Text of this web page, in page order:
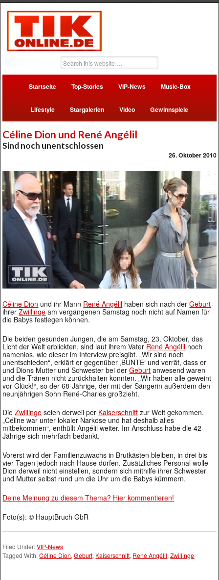
Startseite Top-Stories VIP-News Music-Box
Lifestyle Stargalerien Video Gewinnspiele
Céline Dion und René Angélil
Sind noch unentschlossen
26. Oktober 2010
Céline Dion und ihr Mann René Angélil haben sich nach derGeburt
ihrerZwillinge am vergangenen Samstag noch nicht auf Namen für
die Babys festlegen können.
Die beiden gesunden Jungen, die am Samstag, 23. Oktober, das
Licht der Welt erblickten, sind laut ihrem VaterRené Angélil noch
namenlos, wie dieser im Interview preisgibt. „Wir sind noch
unentschieden“, erklärt er gegenüber ‚BUNTE‘ und verrät, dass er
und Dions Mutter und Schwester bei derGeburt anwesend waren
und die Tränen nicht zurückhalten konnten. „Wir haben alle geweint
vor Glück!“, so der 68-Jährige, der mit der Sängerin außerdem den
neunjährigen Sohn René-Charles großzieht.
DieZwillinge seien derweil per Kaiserschnitt zur Welt gekommen.
„Céline war unter lokaler Narkose und hat deshalb alles
mitbekommen“, enthüllt Angélil weiter. Im Anschluss habe die 42-
Jährige sich mehrfach bedankt.
Vorerst wird der Familienzuwachs in Brutkästen bleiben, in drei bis
vier Tagen jedoch nach Hause dürfen. Zusätzliches Personal wolle
Dion derweil nicht einstellen, sondern sich mithilfe ihrer Schwester
und Mutter selbst rund um die Uhr um die Babys kümmern.
Deine Meinung zu diesem Thema? Hier kommentieren!
Foto(s): © HauptBruch GbR
Filed Under:VIP-News
Tagged With:Céline Dion,Geburt, Kaiserschnitt, René Angélil,Zwillinge